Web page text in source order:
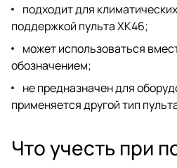
подходит для
поддержкой пульта XK46;
может использоваться
обозначением;
не предназначен для
применяется другой тип
Что учесть при